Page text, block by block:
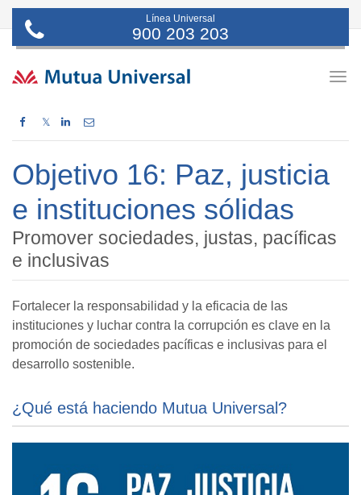
Línea Universal
900 203 203
𝕏
Objetivo 16: Paz, justicia
e instituciones sólidas
Promover sociedades, justas, pacíficas
e inclusivas
Fortalecer la responsabilidad y la eficacia de las
instituciones y luchar contra la corrupción es clave en la
promoción de sociedades pacíficas e inclusivas para el
desarrollo sostenible.
¿Qué está haciendo Mutua Universal?